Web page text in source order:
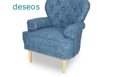
deseos